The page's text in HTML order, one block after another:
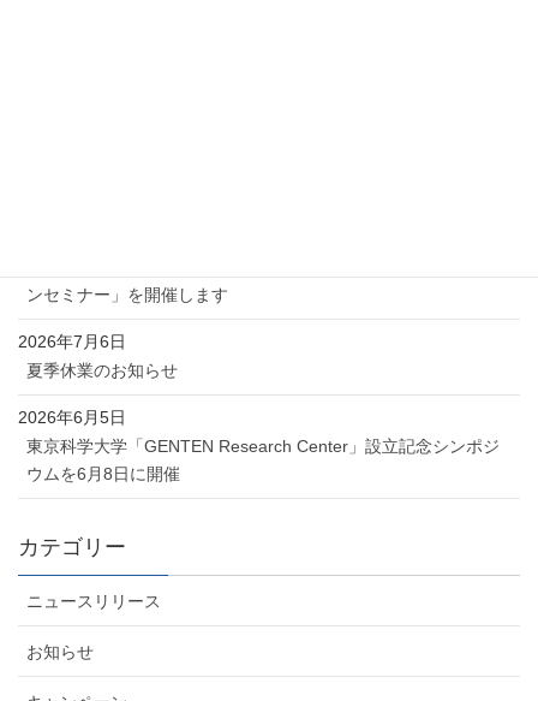
ンセミナー」を開催します
夏季休業のお知らせ
2026年7月6日
東京科学大学「GENTEN Research Center」設立記念シンポジ
ウムを6月8日に開催
2026年6月5日
カテゴリー
ニュースリリース
お知らせ